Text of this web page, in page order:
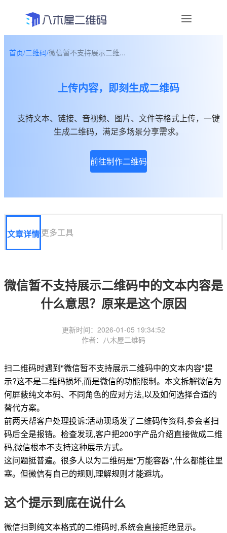
帮助中心
首页/二维码/微信暂不支持展示二维...
上传内容，即刻生成二维码
支持文本、链接、音视频、图片、文件等格式上传，一键
生成二维码，满足多场景分享需求。
前往制作二维码
文章详情更多工具
微信暂不支持展示二维码中的文本内容是
什么意思？原来是这个原因
更新时间：2026-01-05 19:34:52
作者：八木屋二维码
扫二维码时遇到"微信暂不支持展示二维码中的文本内容"提
示?这不是二维码损坏,而是微信的功能限制。本文拆解微信为
何屏蔽纯文本码、不同角色的应对方法,以及如何选择合适的
替代方案。
前两天帮客户处理投诉:活动现场发了二维码传资料,参会者扫
码后全是报错。检查发现,客户把200字产品介绍直接做成二维
码,微信根本不支持这种展示方式。
这问题挺普遍。很多人以为二维码是"万能容器",什么都能往里
塞。但微信有自己的规则,理解规则才能避坑。
这个提示到底在说什么
微信扫到纯文本格式的二维码时,系统会直接拒绝显示。